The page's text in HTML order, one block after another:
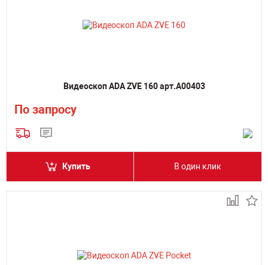
Видеоскоп ADA ZVE 160 арт.А00403
По запросу
Купить В один клик